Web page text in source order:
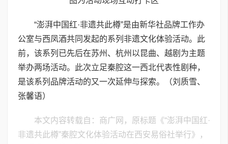
“澎湃中国红·非遗共此樽”是由新华社品牌工作办
公室与西凤酒共同发起的系列非遗文化体验活动。此
前，该系列已先后在苏州、杭州以昆曲、越剧为主题
举办两场活动。此次立足秦腔这一西北代表性剧种，
是该系列品牌活动的又一次延伸与探索。（刘质雪、
张馨语）
本文内容转载自：商广网，原标题《“澎湃中国红·
非遗共此樽”秦腔文化体验活动在西安易俗社举行》，